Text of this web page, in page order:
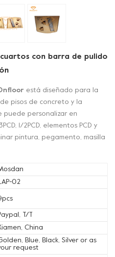
con barra de pulido
está diseñado para la
pisos de concreto y la
puede personalizar en
1/2PCD, elementos PCD y
pintura, pegamento, masilla
02
T/T
China
Blue, Black, Silver or as
request